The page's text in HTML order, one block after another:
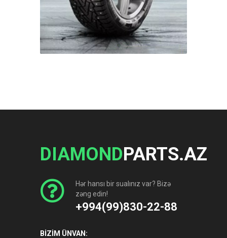
DIAMONDPARTS.AZ
Hər hansı bir sualınız var? Bizə
zəng edin!
+994(99)830-22-88
BİZİM ÜNVAN: